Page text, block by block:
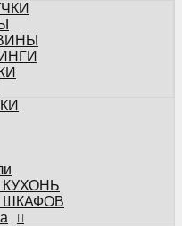
для мебели
панелей и